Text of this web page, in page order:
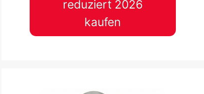
reduziert 2026
kaufen